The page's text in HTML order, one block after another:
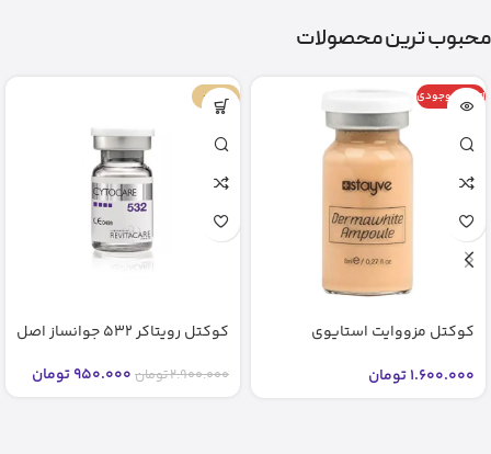
محبوب ترین محصولات
اتمام موجودی
کوکتل مزووایت استایوی
1.600.000تومان
-67%
کوکتل رویتاکر 532 جوانساز اصل
2.900.000تومان 950.000تومان